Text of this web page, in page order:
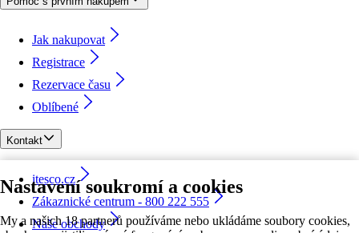
Nastavení soukromí a cookies
My a našich 18 partnerů používáme nebo ukládáme soubory cookies,
Jak nakupovat
Registrace
Rezervace času
Oblíbené
Kontakt
itesco.cz
Zákaznické centrum - 800 222 555
Naše obchody